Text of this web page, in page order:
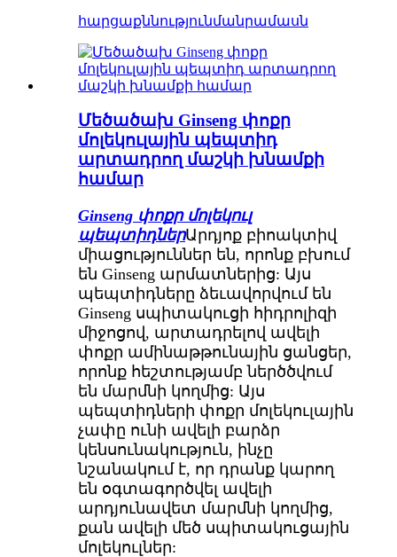
հարցաքննությունմանրամասն
Մեծածախ Ginseng փոքր
մոլեկուլային պեպտիդ
արտադրող մաշկի խնամքի
համար
Ginseng փոքր մոլեկուլ
պեպտիդներԱրդյոք բիոակտիվ
միացություններ են, որոնք բխում
են Ginseng արմատներից: Այս
պեպտիդները ձեւավորվում են
Ginseng սպիտակուցի հիդրոլիզի
միջոցով, արտադրելով ավելի
փոքր ամինաթթունային ցանցեր,
որոնք հեշտությամբ ներծծվում
են մարմնի կողմից: Այս
պեպտիդների փոքր մոլեկուլային
չափը ունի ավելի բարձր
կենսունակություն, ինչը
նշանակում է, որ դրանք կարող
են օգտագործվել ավելի
արդյունավետ մարմնի կողմից,
քան ավելի մեծ սպիտակուցային
մոլեկուլներ: